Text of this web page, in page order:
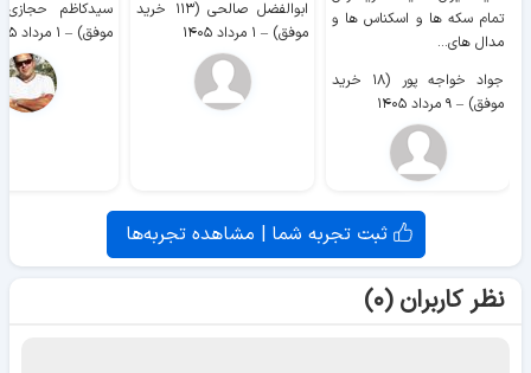
تمام سکه ها و اسکناس ها و
مدال های...
جواد خواجه پور (۱۸ خرید
موفق) – ۹ مرداد ۱۴۰۵
ابوالفضل صالحی (۱۱۳ خرید
موفق) – ۱ مرداد ۱۴۰۵ موفق) – ۱ مرداد ۱۴۰۵
ثبت تجربه شما | مشاهده تجربه‌ها
نظر کاربران (۰)